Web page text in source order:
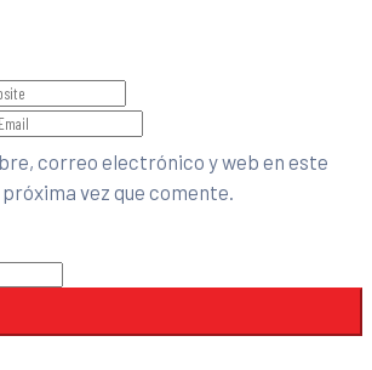
correo electrónico y web en este
vez que comente.